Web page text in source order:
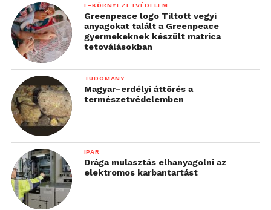
E-KÖRNYEZETVÉDELEM
Greenpeace logo Tiltott vegyi
anyagokat talált a Greenpeace
gyermekeknek készült matrica
tetoválásokban
TUDOMÁNY
Magyar–erdélyi áttörés a
természetvédelemben
IPAR
Drága mulasztás elhanyagolni az
elektromos karbantartást